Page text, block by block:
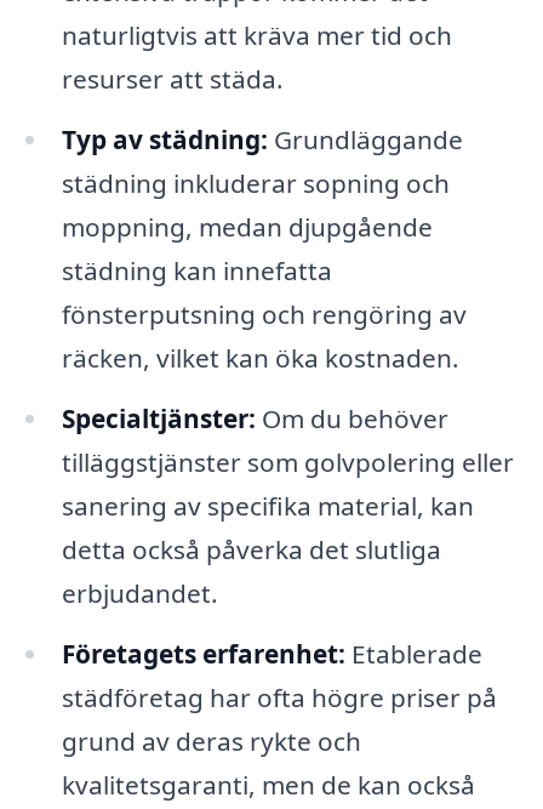
naturligtvis att kräva mer tid och
resurser att städa.
Typ av städning: Grundläggande
städning inkluderar sopning och
moppning, medan djupgående
städning kan innefatta
fönsterputsning och rengöring av
räcken, vilket kan öka kostnaden.
Specialtjänster: Om du behöver
tilläggstjänster som golvpolering eller
sanering av specifika material, kan
detta också påverka det slutliga
erbjudandet.
Företagets erfarenhet: Etablerade
städföretag har ofta högre priser på
grund av deras rykte och
kvalitetsgaranti, men de kan också